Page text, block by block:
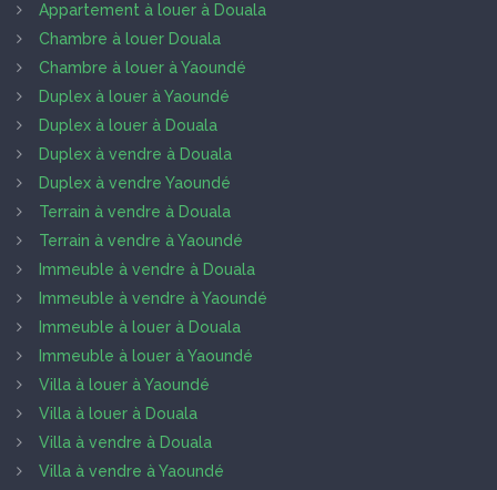
Appartement à louer à Douala
Chambre à louer Douala
Chambre à louer à Yaoundé
Duplex à louer à Yaoundé
Duplex à louer à Douala
Duplex à vendre à Douala
Duplex à vendre Yaoundé
Terrain à vendre à Douala
Terrain à vendre à Yaoundé
Immeuble à vendre à Douala
Immeuble à vendre à Yaoundé
Immeuble à louer à Douala
Immeuble à louer à Yaoundé
Villa à louer à Yaoundé
Villa à louer à Douala
Villa à vendre à Douala
Villa à vendre à Yaoundé